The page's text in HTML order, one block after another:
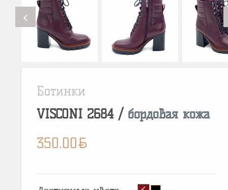
chevron_left
Ботинки
VISCONI 2684 / бордовая кожа
350.00BYN